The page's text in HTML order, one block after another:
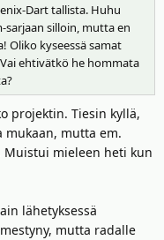
Dart tallista. Huhu
silloin, mutta en
Oliko kyseessä samat
ehtivätkö he hommata
projektin. Tiesin kyllä,
mukaan, mutta em.
Muistui mieleen heti kun
lähetyksessä
mutta radalle